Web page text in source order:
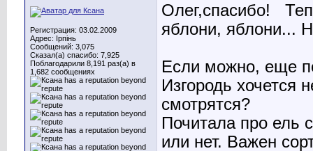
Регистрация: 03.02.2009
Адрес: Ірпінь
Сообщений: 3,075
Сказал(а) спасибо: 7,925
Поблагодарили 8,191 раз(а) в
1,682 сообщениях
Олег,спасибо!
яблони, яблони...
Если можно, еще
Изгородь хочется
смотрятся?
Почитала про ель
или нет. Важен